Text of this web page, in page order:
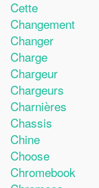
Cette
Changement
Changer
Charge
Chargeur
Chargeurs
Charnières
Chassis
Chine
Choose
Chromebook